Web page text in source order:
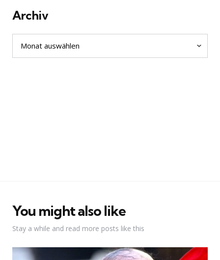
Archiv
Archiv
You might also like
Stay a while and read more posts like this